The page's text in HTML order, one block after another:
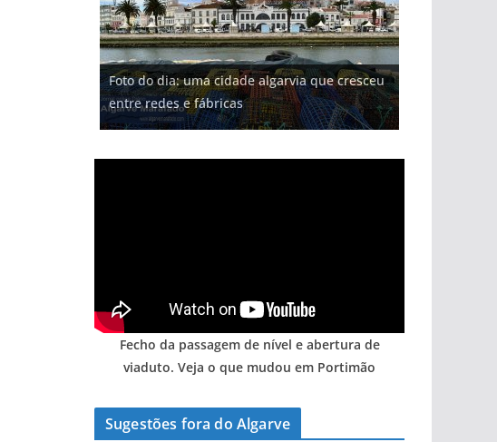
Foto do dia: uma cidade algarvia que cresceu
entre redes e fábricas
Fecho da passagem de nível e abertura de
viaduto. Veja o que mudou em Portimão
Sugestões fora do Algarve